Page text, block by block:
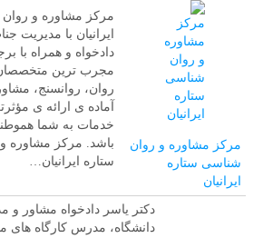
مرکز مشاوره و روان
شناسی ستاره
ایرانیان
مرکز مشاوره و
ایرانیان با مدیریت
دادخواه و همراه با
مجرب ترین
روان، روانسنج،
آماده ی ارائه ی
خدمات به شما
باشد. مرکز مشاوره
ستاره ایرانیان…
دکتر یاسر دادخواه مشاور و
دانشگاه، مدرس کارگاه های